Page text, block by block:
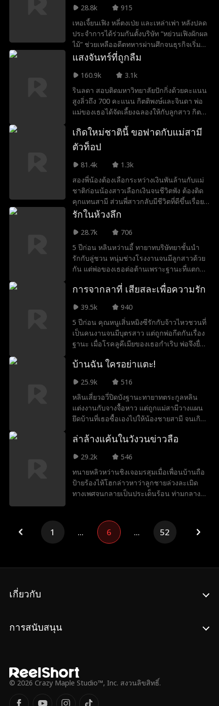
ลับมาครั้งนี้กลับไม่เป็นมิตร ตระกูลซ่งมีท่าที
เย็นชาและดูแคลน คนรุ่นใหม่ในตระกูลต่าง
มองเธอด้วยสายตาไม่ยอมรับ แม้จะถูกกดดัน
แต่หลินสืออินยังคงสงบนิ่งและยืนหยัด ขณะที่
ฉีอวี๋ก็แสดงความสามารถจนเป็นที่จับตามอง
ท่ามกลางความขัดแย้งและแรงเสียดทานใน
ตระกูล หลินสืออินเริ่มเข้าใกล้ความจริงของ
อดีตทีละขั้น โดยไม่รู้ว่าความลับบางอย่าง
กำลังรอการเปิดเผยอยู่เบื้องหลัง…
28.8k
915
เหอเจี้ยนเฟิง หลี่ตงเป่ย และเหล่าเพ่า หลังปลด
ประจำการได้ร่วมกันตั้งบริษัท “หย่วนเฟิงผักผล
ไม้” ช่วยเหลืออดีตทหารผ่านศึกจนธุรกิจเริ่ม
มั่นคง ขณะเดียวกันหลินเจี้ยนเสียงใช้ชีวิต
เรียบง่ายกับครอบครัว แต่ต่อมาเสียชีวิตจาก
โรคมะเร็ง ทำให้ภรรยาและลูกถูกจ้าวเตี้ยนตง
คุกคาม เหล่าพ่อค้าจึงขอความช่วยเหลือจาก
เหอเจี้ยนเฟิง เหอเจี้ยนเฟิงเข้าช่วยจนเกิด
ความขัดแย้งกับจ้าวเตี้ยนตง และพี่ชายจ้าวเตี้ย
พยายามกดดันและตัดช่องทางธุรกิจของบริษัท
แต่หลิวเฟิ่งเสียและชาวตลาดช่วยกันระบาย
สินค้า ทำให้รอดพ้นวิกฤต เมื่อเหตุการณ์บาน
ปลายถึงขั้นปะทะกันหน้าตลาด ลุงหลิวลงมือสู้
กลับ จนสองพี่น้องตระกูลจ้าวเตรียมล้อมจับเห
อเจี้ยนเฟิง แต่ท่านเฝิงผู้มีอำนาจที่สังเกตการณ์
อยู่ได้เปิดโปงความชั่วของตระกูลจ้าว และสั่ง
ลงโทษพร้อมประกาศสนับสนุนหย่วนเฟิงผักผล
ไม้ สุดท้ายตระกูลจ้าวพ่ายแพ้ ส่วนเหอเจี้ยนเฟิง
และพวกพ้องกลับมามีชีวิตและธุรกิจที่มั่นคง
และสงบสุขอีกครั้ง
แสงจันทร์ที่ถูกลืม
160.9k
3.1k
รินลดา สอบติดมหาวิทยาลัยปักกิ่งด้วยคะแนน
สูงลิ่วถึง 700 คะแนน กิตติพงษ์และจินดา พ่อ
แม่ของเธอได้จัดเลี้ยงฉลองให้กับลูกสาว กิตติ
ลัย ภายนอกเหมือนเป็นสามีแสนดีและรักลูก
เอาใจใส่ลูกสาวไม่ให้บกพร่อง ถึงกับบอกว่า
กลับปฏิเสธโดยอ้างว่าไม่อยากเป็นจุดสนใจ
เธอไม่รู้เลย ว่าพ่อผู้แสนดีแท้จริงแอบมีภรรยา
น้อย ซึ่งลูกสาวของภรรยาน้อยมีอายุไล่เลี่ยกับ
รินลดาเลยทีเดียว ในวันที่รายงานตัวเข้าเรียน
รินลดาขี่สกูตเตอร์ไฟฟ้าพา ราตรี เพื่อนสนิท
ไปมหาวิทยาลัย แต่ไม่คาดคิดว่าจะได้เจอกับ นิ
ลินทร์ ที่ขับรถหรูตั้งใจเหยียบเบรกกระทันหัน
ให้เกือบชนพวกเธอ และยังด่าทออย่างหยิ่ง
ผยองไม่เกรงใจ
เกิดใหม่ชาตินี้ ขอฟาดกับแม่สามี
ตัวท็อป
81.4k
1.3k
สองพี่น้องต้องเลือกระหว่างเงินพันล้านกับแม่
ชาติก่อนน้องสาวเลือกเงินจนชีวิตพัง ต้องติด
คุกแทนสามี ส่วนพี่สาวกลับมีชีวิตที่ดีขึ้นเรื่อยๆ
หลังพ้นโทษ น้องสาวด้วยความอิจฉาจึงฆ่าพี่ตัว
ทันที ทำให้พี่สาวจำใจรับเงินพันล้านไป แต่หารู้
ไม่ว่านี่คือสิ่งที่พี่สาวต้องการ! ปล่อยให้น้องโง่
ไปเจอนรกขุมนั้นแทน ส่วนเธอที่มีเงินในมือ
ผู้ชายจะสำคัญอะไร หาเงินสิของจริง!
รักในห้วงลึก
28.7k
706
5 ปีก่อน หลินหว่านอี้ ทายาทบริษัทยาชั้นนำ
รักกับลู่ชวน หนุ่มช่างโรงงานจนมีลูกสาวด้วย
กัน แต่พ่อของเธอต่อต้านเพราะฐานะที่แตก
ของเธอกำเริบจนอาการโคม่า พ่อก็ใช้การ
ชวนทิ้งเธอไป ลู่ชวนที่รักเธอสุดหัวใจจึงต้อง
ยอมจากมาเพื่อช่วยชีวิตเธอ
การจากลาที่ เสียสละเพื่อความรัก
39.5k
940
5 ปีก่อน คุณหนูเสิ่นหมิงซีรักกับจ้าวไหวชวนที่
เป็นคนงานจนมีบุตรสาว แต่ถูกพ่อกีดกันเรื่อง
ฐานะ เมื่อโรคลูคีเมียของเธอกำเริบ พ่อจึงยื่น
ด้วยความรักเขาจึงยอมถอย แต่หมิงซีตามไป
ฉวยโอกาสทิ้งลูกของเธอไว้ที่จุดเกิดเหตุ
บ้านฉัน ใครอย่าแตะ!
25.9k
516
หลินเสี่ยวอวี่ปิดบังฐานะทายาทตระกูลหลิน
แต่งงานกับจางจื้อหาว แต่ถูกแม่สามีวางแผน
ยึดบ้านที่เธอซื้อเองไปให้น้องชายสามี จนเกิด
อาจมาช้าแต่มาแน่นอน!
ล่าล้างแค้นในวังวนข่าวลือ
29.2k
546
ทนายหลิวหว่านชิงเจอมรสุมเมื่อเพื่อนบ้านถือ
ป้ายร้องไห้โฮกล่าวหาว่าลูกชายล่วงละเมิด
ทางเพศจนกลายเป็นประเด็นร้อน ท่ามกลาง
งานเธอ เธอจึงแสร้งเดินตามเกมเพื่อซ้อนแผน
ตลบหลังคนบงการ
1 ... 6 ... 52
เกี่ยวกับ
การสนับสนุน
© 2026 Crazy Maple Studio™, Inc. สงวนลิขสิทธิ์.